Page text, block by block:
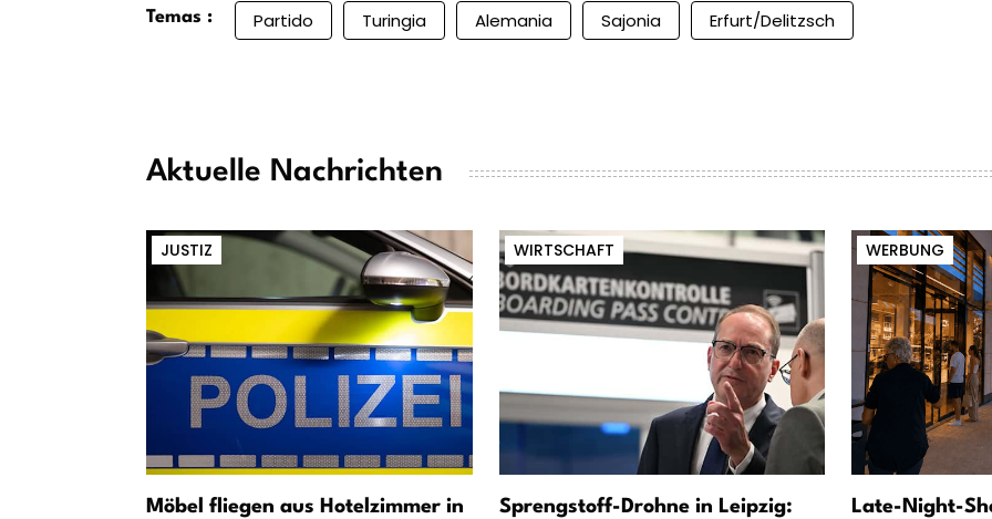
Temas : Partido Turingia Alemania Sajonia Erfurt/Delitzsch
Aktuelle Nachrichten
JUSTIZ
Möbel fliegen aus Hotelzimmer in
WIRTSCHAFT
Sprengstoff-Drohne in Leipzig:
WERBUNG
Late-Night-